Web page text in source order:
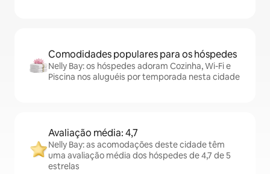
Comodidades populares para os hóspedes
Nelly Bay: os hóspedes adoram Cozinha, Wi-Fi e
Piscina nos aluguéis por temporada nesta cidade
Avaliação média: 4,7
Nelly Bay: as acomodações deste cidade têm
uma avaliação média dos hóspedes de 4,7 de 5
estrelas